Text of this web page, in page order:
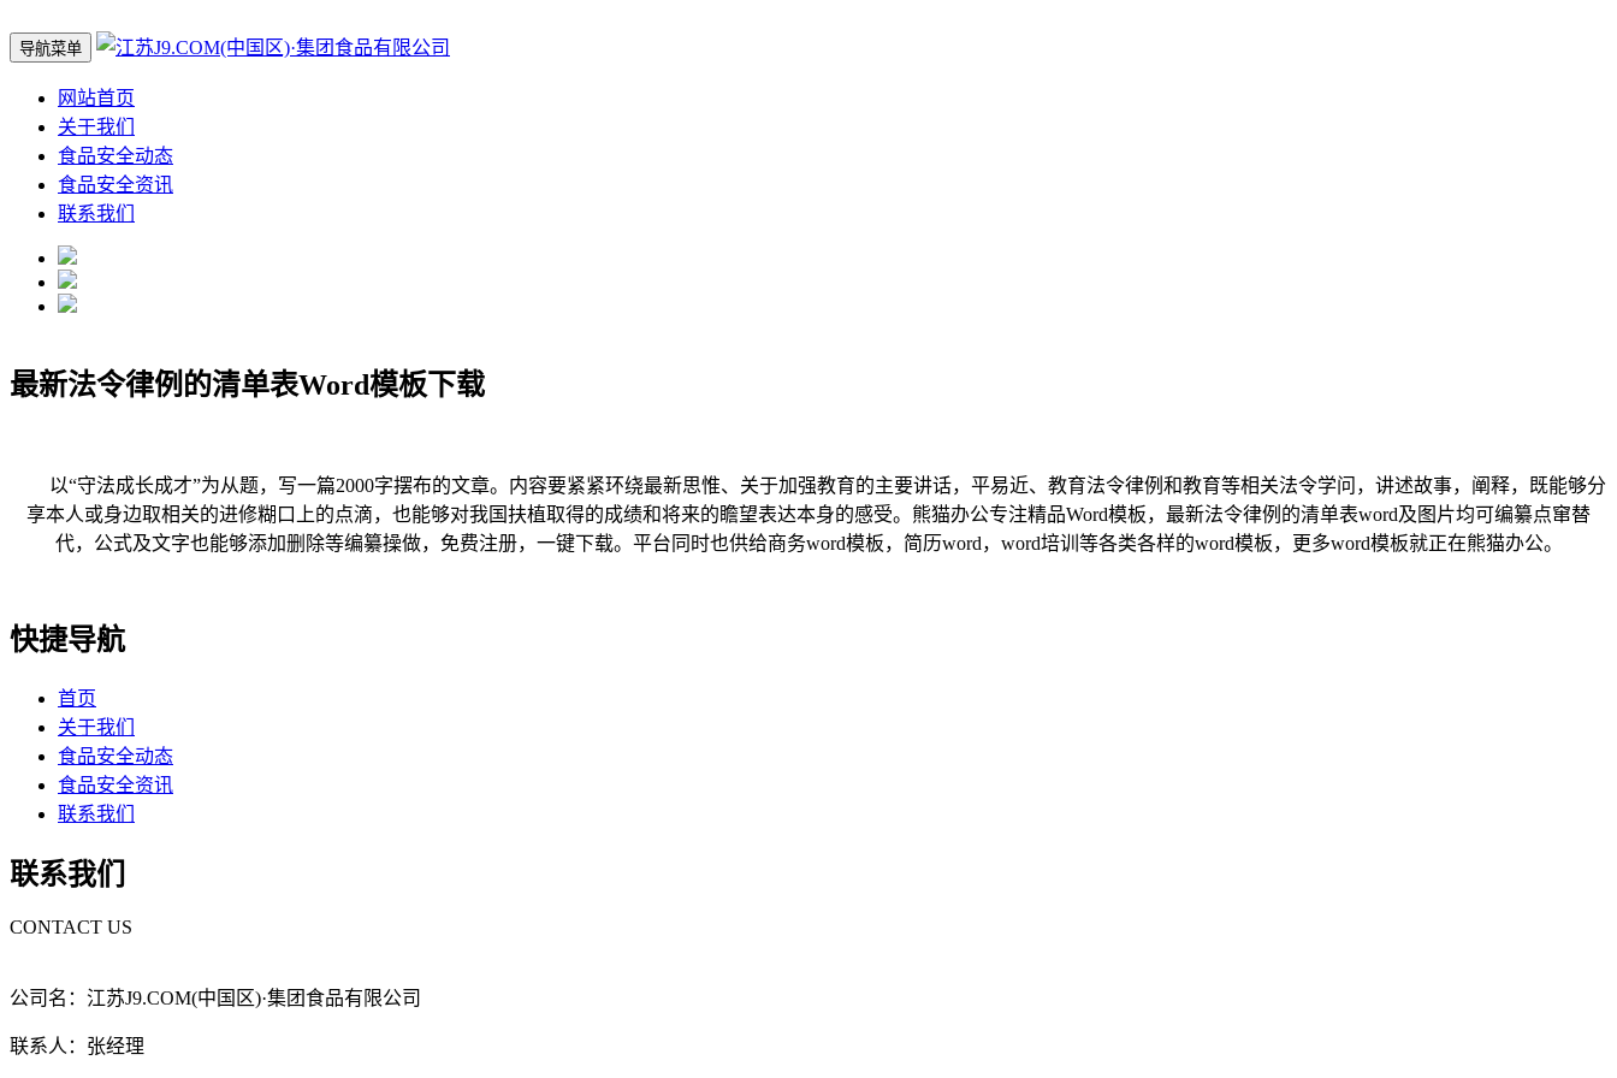
导航菜单
网站首页
关于我们
食品安全动态
食品安全资讯
联系我们
最新法令律例的清单表Word模板下载
以“守法成长成才”为从题，写一篇2000字摆布的文章。内容要紧紧环绕最新思惟、关于加强教育的主要讲话，平易近、教育法令律例和教育等相关法令学问，讲述故事，阐释，既能够分
享本人或身边取相关的进修糊口上的点滴，也能够对我国扶植取得的成绩和将来的瞻望表达本身的感受。熊猫办公专注精品Word模板，最新法令律例的清单表word及图片均可编纂点窜替
代，公式及文字也能够添加删除等编纂操做，免费注册，一键下载。平台同时也供给商务word模板，简历word，word培训等各类各样的word模板，更多word模板就正在熊猫办公。
快捷导航
首页
关于我们
食品安全动态
食品安全资讯
联系我们
联系我们
CONTACT US
公司名：江苏J9.COM(中国区)·集团食品有限公司
联系人：张经理